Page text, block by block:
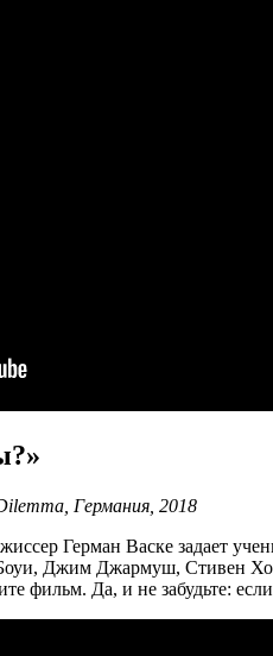
Германия, 2018
Герман Васке задает
Джим Джармуш, Стивен
фильм. Да, и не забудьте: